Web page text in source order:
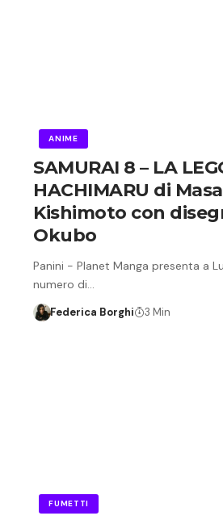
ANIME
SAMURAI 8 – LA
HACHIMARU di
Kishimoto con
Okubo
Panini - Planet Manga presenta a
numero di…
Federica Borghi 3 Min
FUMETTI